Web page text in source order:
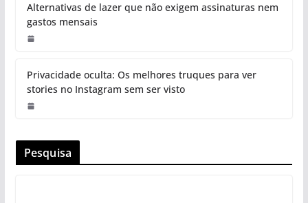
Alternativas de lazer que não exigem assinaturas nem
gastos mensais
Privacidade oculta: Os melhores truques para ver
stories no Instagram sem ser visto
Pesquisa